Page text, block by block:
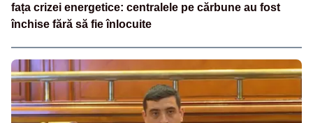
fața crizei energetice: centralele pe cărbune au fost
închise fără să fie înlocuite